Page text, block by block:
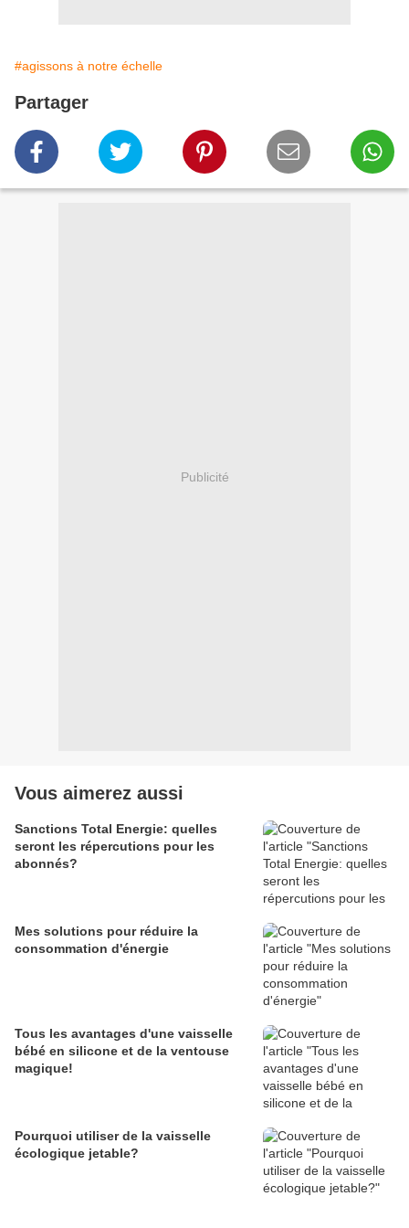
#agissons à notre échelle
Partager
Publicité
Vous aimerez aussi
Sanctions Total Energie: quelles
seront les répercutions pour les
abonnés?
Mes solutions pour réduire la
consommation d'énergie
Tous les avantages d'une vaisselle
bébé en silicone et de la ventouse
magique!
Pourquoi utiliser de la vaisselle
écologique jetable?